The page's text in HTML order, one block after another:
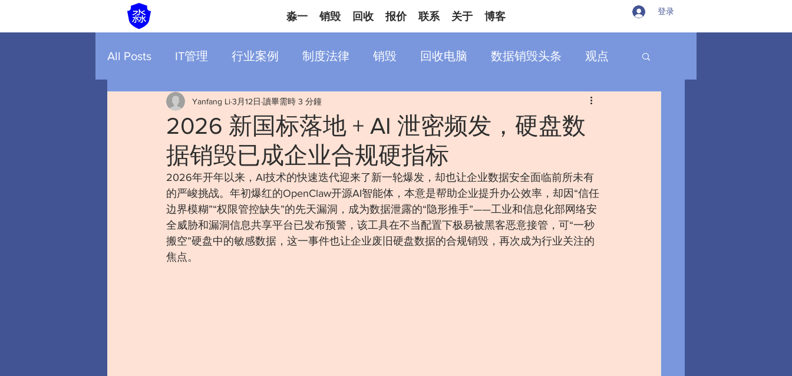
淼一 销毁 回收 报价 联系 关于 博客 登录
All Posts IT管理 行业案例 制度法律 销毁 回收电脑 数据销毁头条 观点
2026 新国标落地 + AI 泄密频发，硬盘数
据销毁已成企业合规硬指标
Yanfang Li3月12日 讀畢需時 3 分鐘
2026年开年以来，AI技术的快速迭代迎来了新一轮爆发，却也让企业数据安全面临前所未有
的严峻挑战。年初爆红的OpenClaw开源AI智能体，本意是帮助企业提升办公效率，却因“信任
边界模糊”“权限管控缺失”的先天漏洞，成为数据泄露的“隐形推手”——工业和信息化部网络安
全威胁和漏洞信息共享平台已发布预警，该工具在不当配置下极易被黑客恶意接管，可“一秒
搬空”硬盘中的敏感数据，这一事件也让企业废旧硬盘数据的合规销毁，再次成为行业关注的
焦点。